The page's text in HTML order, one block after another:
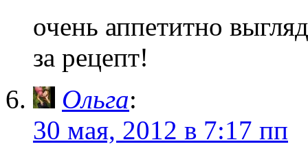
очень аппетитно
за рецепт!
Ольга:
30 мая, 2012 в 7:17 пп